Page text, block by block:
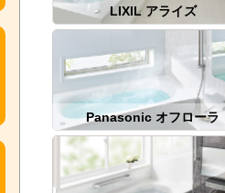
LIXIL アライズ
Panasonic オフローラ